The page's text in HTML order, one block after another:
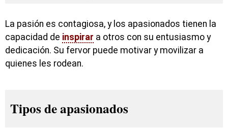
La pasión es contagiosa, y los apasionados tienen la
capacidad de inspirar a otros con su entusiasmo y
dedicación. Su fervor puede motivar y movilizar a
quienes les rodean.
Tipos de apasionados